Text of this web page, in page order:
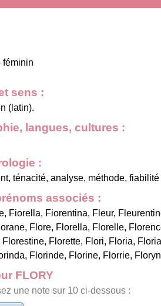
féminin
sens :
(latin).
langues, cultures :
:
ténacité, analyse, méthode, fiabilité
associés :
, Fiorella, Fiorentina, Fleur,
, Flore, Florella, Florelle,
Florestine, Florette, Flori, Floria,
, Florinde, Florine, Florrie,
FLORY
une note sur 10 ci-dessous :